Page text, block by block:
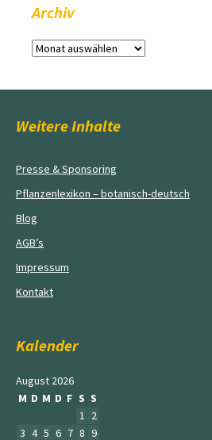
Archiv
Archiv
Weitere Inhalte
Presse & Sponsoring
Pflanzenlexikon – botanisch-deutsch
Blog
AGB’s
Impressum
Kontakt
Kalender
August 2026
M D M D F S S
1 2
3 4 5 6 7 8 9